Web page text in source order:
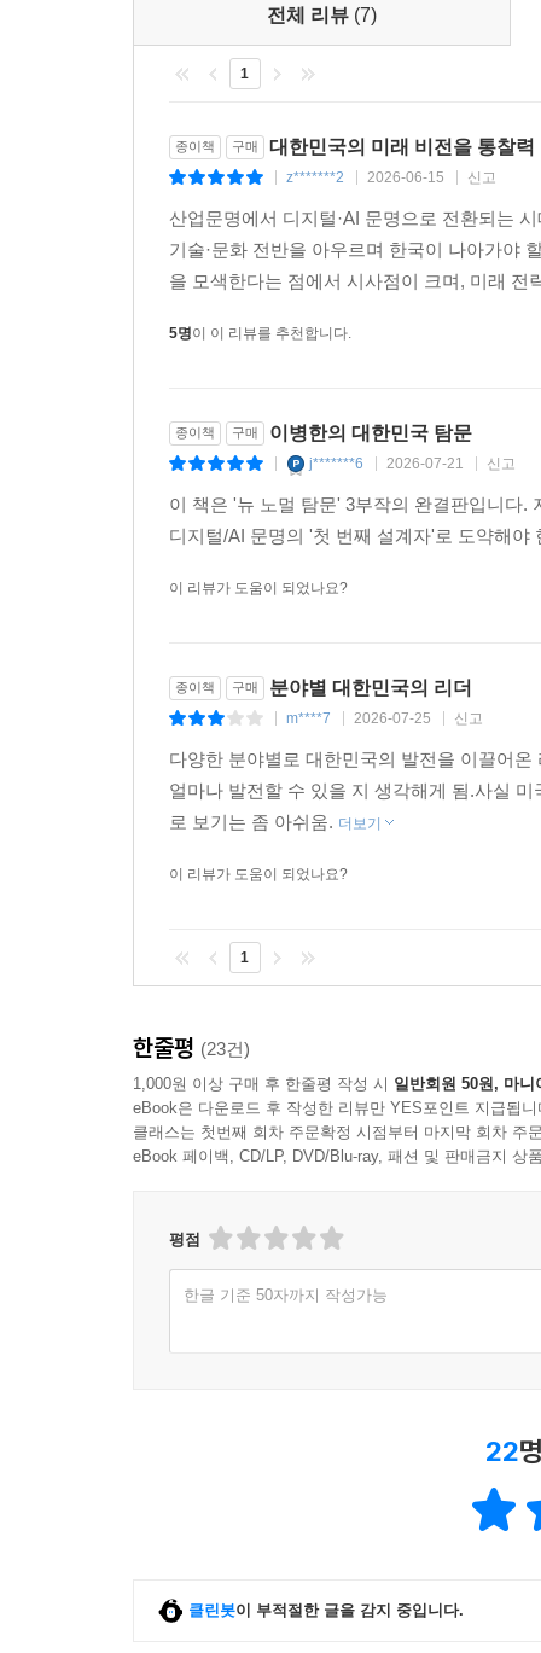
마침내 [2023년] 11월 19일, 고척 스카이돔에서
서는 20배가 넘는 암표가 거래되었다. 수만 명의
화문 광장에 모여 응원전을 펼쳤다. 이 경기를 실
졌다가 극적으로 반등해 재차 최정상에 오른 것
25년에도 또 우승한다. 자신의 기록을 스스로 깨
업적을 세운다. (…) 20세기 중반 김용이 창조한
어낸 홍콩의 누아르가 영웅본색과 첩혈쌍웅을
는 신시대, 신의 시대가 된 것이다. 문화에서 신화
--- p.229~231
산업혁명의 출발은 영국이었다. 그러나 산업
산업문명의 표준을 만들어갔던 것처럼, 한국도
1945년 해방 이후 80년이 흘렀다. 100주년이 되
중의 하나였다. 중반기부터 무섭게 치고 나온
눈앞에 보인다. 젖 먹던 힘까지 끌어낼 때다. 온
세계화를 모두 이루어낸 대한민국의 다음 목표가
그러니 부디 더 이상은 우리 내부의 분란으로
것이다. 반도(半島)도 모자라 반국(半國)에 함몰
차이나 사이에서 21세기의 새로운 ‘USA’(United
전체 리뷰 (7)
1
종이책 구매 대한민국의 미래 비전을 통찰
z*******2 2026-06-15 신고
산업문명에서 디지털·AI 문명으로 전환되는
기술·문화 전반을 아우르며 한국이 나아가야
을 모색한다는 점에서 시사점이 크며, 미래
5명이 이 리뷰를 추천합니다.
종이책 구매 이병한의 대한민국 탐문
j*******6 2026-07-21 신고
이 책은 '뉴 노멀 탐문' 3부작의 완결판입니다.
디지털/AI 문명의 '첫 번째 설계자'로 도약해
이 리뷰가 도움이 되었나요?
종이책 구매 분야별 대한민국의 리더
m****7 2026-07-25 신고
다양한 분야별로 대한민국의 발전을 이끌어
얼마나 발전할 수 있을 지 생각해게 됨.사실
로 보기는 좀 아쉬움. 더보기
이 리뷰가 도움이 되었나요?
1
한줄평 (23건)
1,000원 이상 구매 후 한줄평 작성 시 일반회원 50원, 마니
eBook은 다운로드 후 작성한 리뷰만 YES포인트 지급됩니
클래스는 첫번째 회차 주문확정 시점부터 마지막 회차 주
eBook 페이백, CD/LP, DVD/Blu-ray, 패션 및 판매금지 상
평점
한글 기준 50자까지 작성가능
22
클린봇이 부적절한 글을 감지 중입니다.